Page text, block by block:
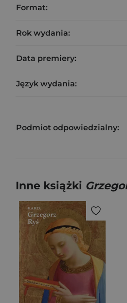
Format:
Rok wydania:
Data premiery:
Język wydania:
Podmiot odpowiedzialny:
Inne książki